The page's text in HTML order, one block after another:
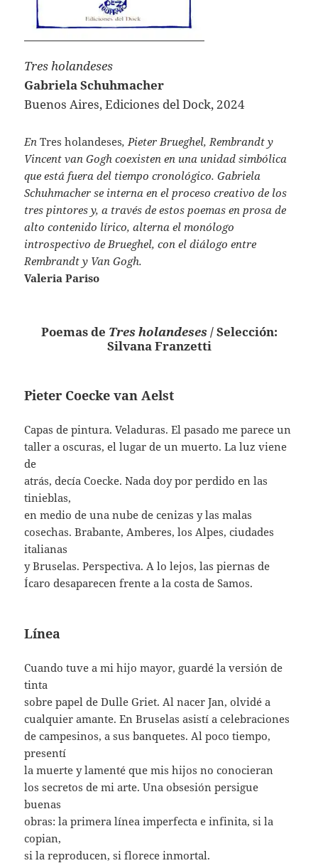
Tres holandeses
Gabriela Schuhmacher
Buenos Aires, Ediciones del Dock, 2024
EnTres holandeses, Pieter Brueghel, Rembrandt y
Vincent van Gogh coexisten en una unidad simbólica
que está fuera del tiempo cronológico. Gabriela
Schuhmacher se interna en el proceso creativo de los
tres pintores y, a través de estos poemas en prosa de
alto contenido lírico, alterna el monólogo
introspectivo de Brueghel, con el diálogo entre
Rembrandt y Van Gogh.
Valeria Pariso
Poemas de Tres holandeses/ Selección:
Silvana Franzetti
Pieter Coecke van Aelst
Capas de pintura. Veladuras. El pasado me parece un
taller a oscuras, el lugar de un muerto. La luz viene
de
atrás, decía Coecke. Nada doy por perdido en las
tinieblas,
en medio de una nube de cenizas y las malas
cosechas. Brabante, Amberes, los Alpes, ciudades
italianas
y Bruselas. Perspectiva. A lo lejos, las piernas de
Ícaro desaparecen frente a la costa de Samos.
Línea
Cuando tuve a mi hijo mayor, guardé la versión de
tinta
sobre papel de Dulle Griet. Al nacer Jan, olvidé a
cualquier amante. En Bruselas asistí a celebraciones
de campesinos, a sus banquetes. Al poco tiempo,
presentí
la muerte y lamenté que mis hijos no conocieran
los secretos de mi arte. Una obsesión persigue
buenas
obras: la primera línea imperfecta e infinita, si la
copian,
si la reproducen, si florece inmortal.